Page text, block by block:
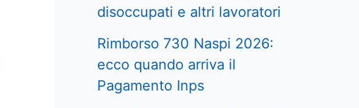
disoccupati e altri lavoratori
Rimborso 730 Naspi 2026:
ecco quando arriva il
Pagamento Inps